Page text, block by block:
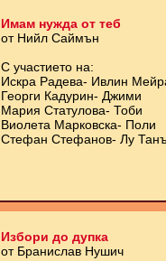
Имам нужда от теб
от Нийл Саймън
С участието на:
Искра Радева- Ивлин
Георги Кадурин- Джими
Мария Статулова- Тоби
Виолета Марковска- Поли
Стефан Стефанов- Лу
Избори до дупка
от Бранислав Нушич